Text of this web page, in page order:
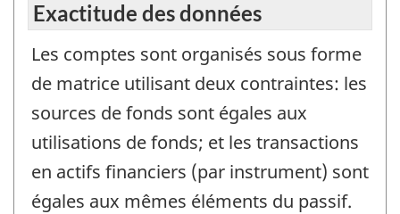
Exactitude des données
Les comptes sont organisés sous forme
de matrice utilisant deux contraintes: les
sources de fonds sont égales aux
utilisations de fonds; et les transactions
en actifs financiers (par instrument) sont
égales aux mêmes éléments du passif.